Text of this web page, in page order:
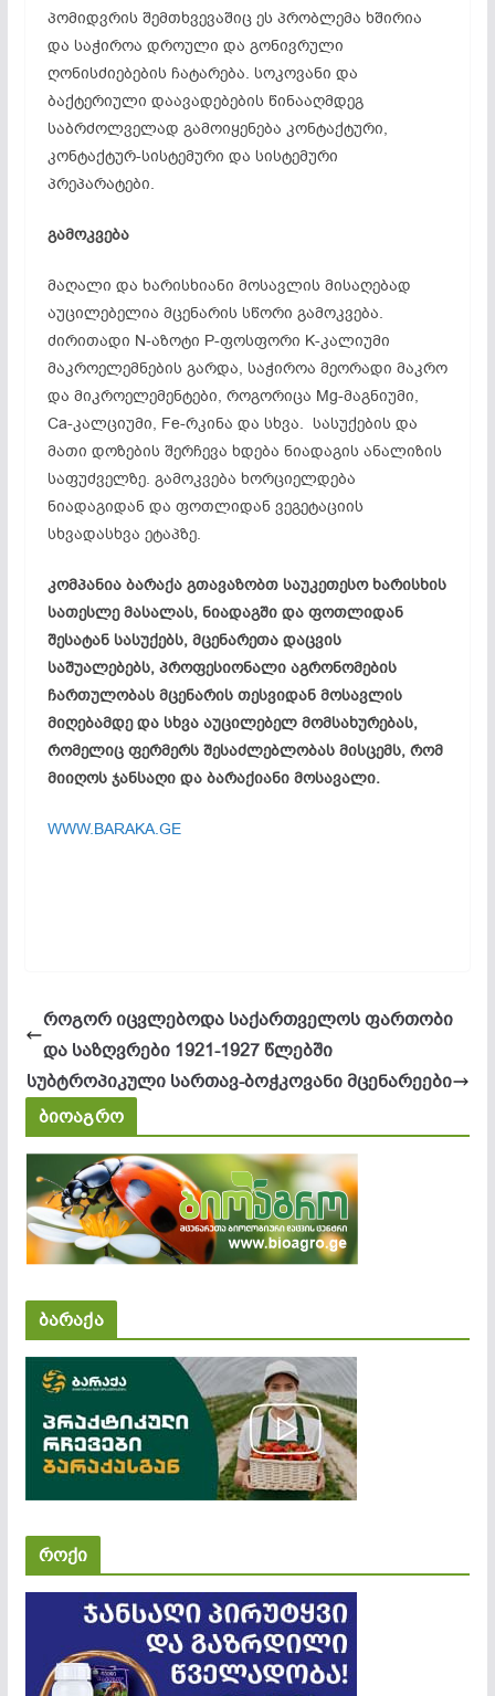
პომიდვრის შემთხვევაშიც ეს პრობლემა ხშირია
და საჭიროა დროული და გონივრული
ღონისძიებების ჩატარება. სოკოვანი და
ბაქტერიული დაავადებების წინააღმდეგ
საბრძოლველად გამოიყენება კონტაქტური,
კონტაქტურ-სისტემური და სისტემური
პრეპარატები.
გამოკვება
მაღალი და ხარისხიანი მოსავლის მისაღებად
აუცილებელია მცენარის სწორი გამოკვება.
ძირითადი N-აზოტი P-ფოსფორი K-კალიუმი
მაკროელემნების გარდა, საჭიროა მეორადი მაკრო
და მიკროელემენტები, როგორიცა Mg-მაგნიუმი,
Ca-კალციუმი, Fe-რკინა და სხვა. სასუქების და
მათი დოზების შერჩევა ხდება ნიადაგის ანალიზის
საფუძველზე. გამოკვება ხორციელდება
ნიადაგიდან და ფოთლიდან ვეგეტაციის
სხვადასხვა ეტაპზე.
კომპანია ბარაქა გთავაზობთ საუკეთესო ხარისხის
სათესლე მასალას, ნიადაგში და ფოთლიდან
შესატან სასუქებს, მცენარეთა დაცვის
საშუალებებს, პროფესიონალი აგრონომების
ჩართულობას მცენარის თესვიდან მოსავლის
მიღებამდე და სხვა აუცილებელ მომსახურებას,
რომელიც ფერმერს შესაძლებლობას მისცემს, რომ
მიიღოს ჯანსაღი და ბარაქიანი მოსავალი.
WWW.BARAKA.GE
როგორ იცვლებოდა საქართველოს ფართობი
და საზღვრები 1921-1927 წლებში
სუბ­ტრო­პი­კუ­ლი სარ­თავ-ბოჭ­კო­ვა­ნი მცე­ნა­რე­ე­ბი
ბიოაგრო
ბარაქა
როქი